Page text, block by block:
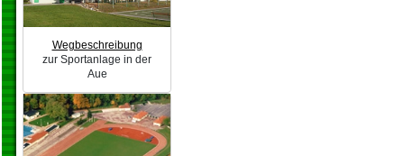
Wegbeschreibung
zur Sportanlage in der
Aue